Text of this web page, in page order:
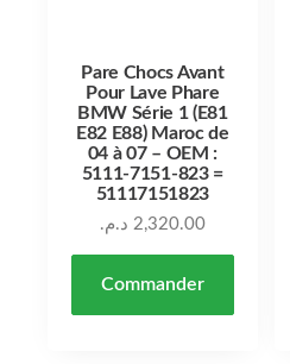
Pare Chocs Avant
Pour Lave Phare
BMW Série 1 (E81
E82 E88) Maroc de
04 à 07 – OEM :
5111-7151-823 =
51117151823
2,320.00 د.م.
Commander